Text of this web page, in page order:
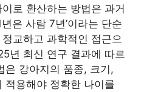
로 환산하는 방법은 과거
은 사람 7년’이라는 단순
교하고 과학적인 접근으
년 최신 연구 결과에 따르
은 강아지의 품종, 크기,
적용해야 정확한 나이를